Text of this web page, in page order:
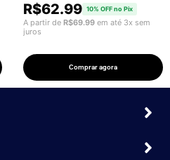
R$62.99 10% OFF no Pix
A partir de R$69.99 em até 3x sem
juros
Comprar agora